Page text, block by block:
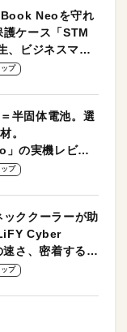
Neoを守れ
ケース「STM
、ビジネスマン
プ
半固体電池。選
。
の実機レビュ
プ
ククーラーが助
Cyber
さ、密着する冷
作性がグッド！
プ